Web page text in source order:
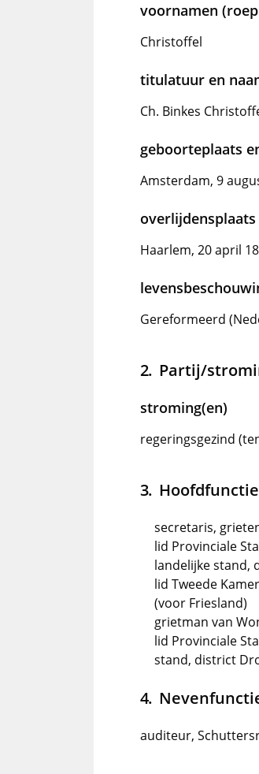
voornamen
Christoffel
titulatuur en
Ch. Binkes
geboorteplaats
Amsterdam, 9
Haarlem, 20 april
Gereformeerd
Partij/
stroming(en)
regeringsgezind
secretaris,
lid Provinciale
landelijke stand,
lid Tweede
(voor Friesland)
grietman van
lid Provinciale
stand, district
auditeur,